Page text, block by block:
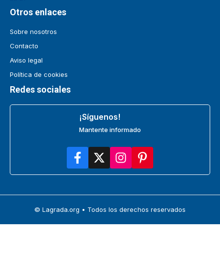
Otros enlaces
Sobre nosotros
Contacto
Aviso legal
Política de cookies
Redes sociales
¡Síguenos!
Mantente informado
© Lagrada.org • Todos los derechos reservados